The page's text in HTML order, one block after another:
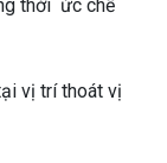
thời ức chế
vị trí thoát vị